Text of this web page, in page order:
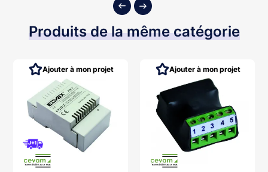
Produits de la même catégorie
Ajouter à mon projet Ajouter à mon projet